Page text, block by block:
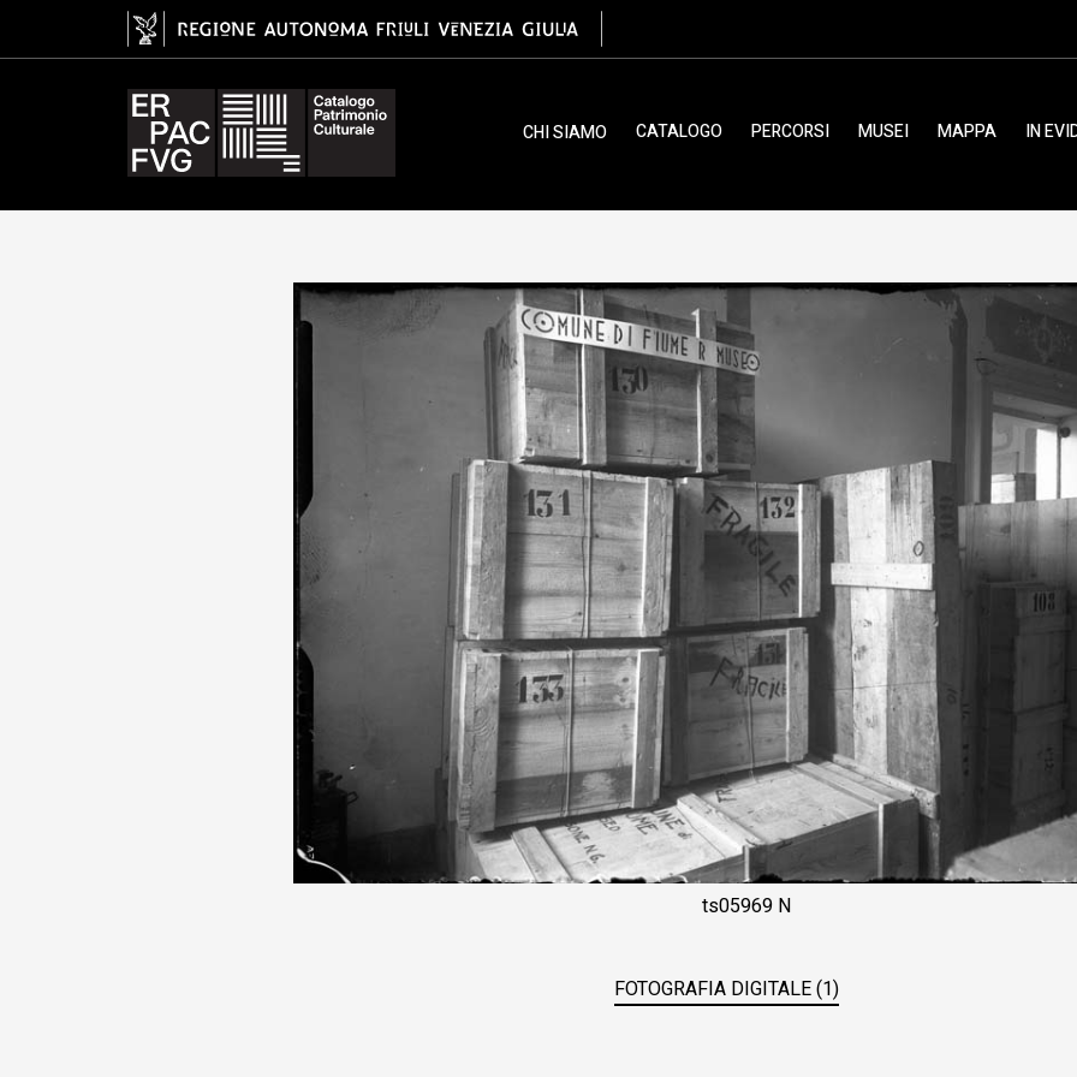
gelatina ai sali d'argento/ vetro
CHI SIAMO CATALOGO PERCORSI MUSEI MAPPA IN
ts05969 N
FOTOGRAFIA DIGITALE (1)